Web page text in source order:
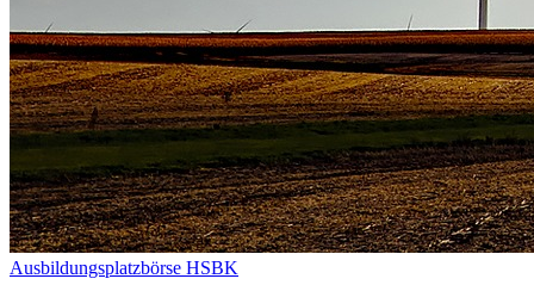
Ausbildungsplatzbörse HSBK